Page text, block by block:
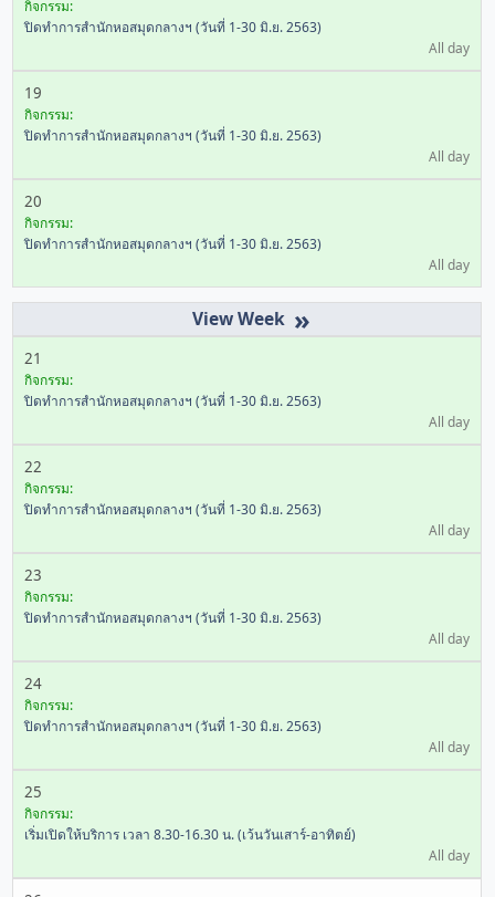
กิจกรรม:
ปิดทำการสำนักหอสมุดกลางฯ (วันที่ 1-30 มิ.ย. 2563)
All day
19
กิจกรรม:
ปิดทำการสำนักหอสมุดกลางฯ (วันที่ 1-30 มิ.ย. 2563)
All day
20
กิจกรรม:
ปิดทำการสำนักหอสมุดกลางฯ (วันที่ 1-30 มิ.ย. 2563)
All day
»
21
กิจกรรม:
ปิดทำการสำนักหอสมุดกลางฯ (วันที่ 1-30 มิ.ย. 2563)
All day
22
กิจกรรม:
ปิดทำการสำนักหอสมุดกลางฯ (วันที่ 1-30 มิ.ย. 2563)
All day
23
กิจกรรม:
ปิดทำการสำนักหอสมุดกลางฯ (วันที่ 1-30 มิ.ย. 2563)
All day
24
กิจกรรม:
ปิดทำการสำนักหอสมุดกลางฯ (วันที่ 1-30 มิ.ย. 2563)
All day
25
กิจกรรม:
เริ่มเปิดให้บริการ เวลา 8.30-16.30 น. (เว้นวันเสาร์-อาทิตย์)
All day